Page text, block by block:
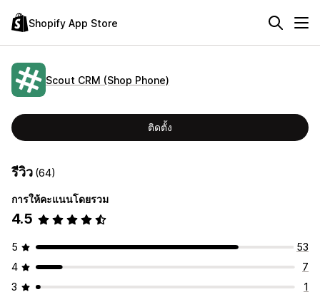
Shopify App Store
Scout CRM (Shop Phone)
ติดตั้ง
รีวิว (64)
การให้คะแนนโดยรวม
4.5
5
53
4
7
3
1